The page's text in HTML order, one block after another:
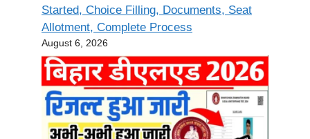
Started, Choice Filling, Documents, Seat
Allotment, Complete Process
August 6, 2026